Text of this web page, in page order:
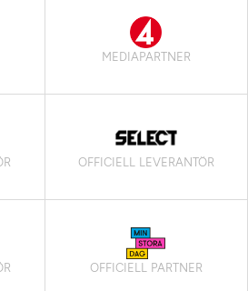
MEDIAPARTNER
OFFICIELL LEVERANTÖR
OFFICIELL PARTNER